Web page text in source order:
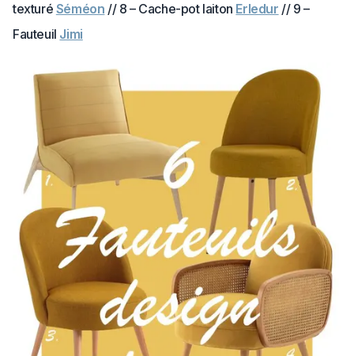
texturé Séméon // 8 – Cache-pot laiton Erledur // 9 –
Fauteuil Jimi